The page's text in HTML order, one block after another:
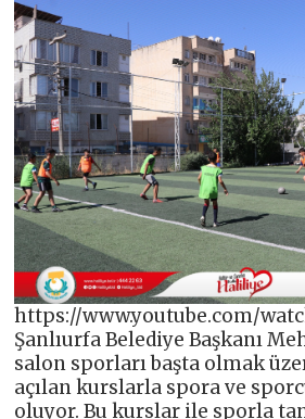
https://www.youtube.com/
Şanlıurfa Belediye Başkanı
salon sporları başta olmak
açılan kurslarla spora ve
oluyor. Bu kurslar ile sporla